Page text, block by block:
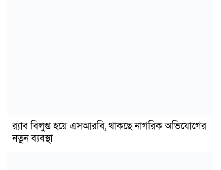
র‍্যাব বিলুপ্ত হয়ে এসআরবি, থাকছে নাগরিক অভিযোগের
নতুন ব্যবস্থা